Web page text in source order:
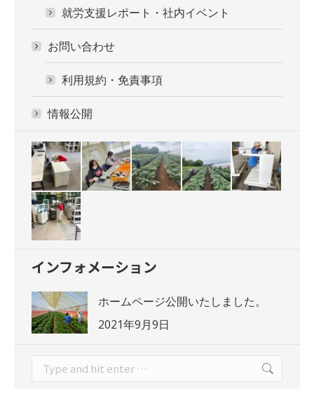
就労支援レポート・社内イベント
お問い合わせ
利用規約・免責事項
情報公開
インフォメーション
ホームページ公開いたしました。
2021年9月9日
Search: